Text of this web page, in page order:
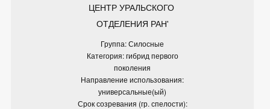
ЦЕНТР УРАЛЬСКОГО
ОТДЕЛЕНИЯ РАН'
Группа: Силосные
Категория: гибрид первого
поколения
Направление использования:
универсальные(ый)
Срок созревания (гр. спелости):